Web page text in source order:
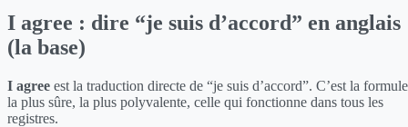
I agree : dire “je suis d’accord” en anglais
(la base)
I agree est la traduction directe de “je suis d’accord”. C’est la formule
la plus sûre, la plus polyvalente, celle qui fonctionne dans tous les
registres.